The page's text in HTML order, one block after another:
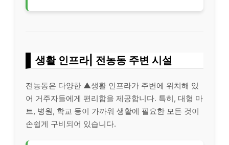
생활 인프라| 전농동 주변 시설
전농동은 다양한 ▲생활 인프라가 주변에 위치해 있
어 거주자들에게 편리함을 제공합니다. 특히, 대형 마
트, 병원, 학교 등이 가까워 생활에 필요한 모든 것이
손쉽게 구비되어 있습니다.